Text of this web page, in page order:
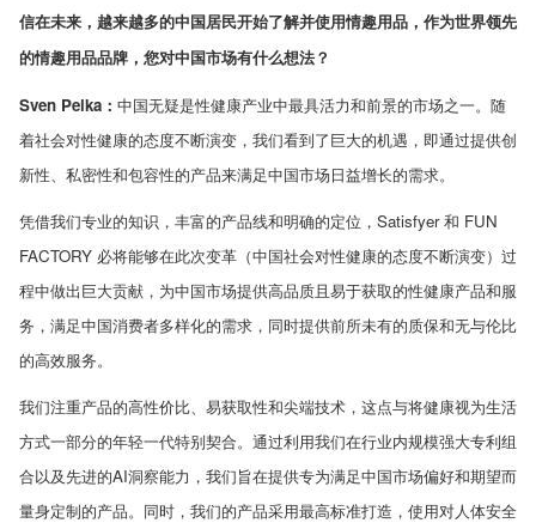
信在未来，越来越多的中国居民开始了解并使用情趣用品，作为世界领先
的情趣用品品牌，您对中国市场有什么想法？
Sven Pelka ： 中国无疑是性健康产业中最具活力和前景的市场之一。随
着社会对性健康的态度不断演变，我们看到了巨大的机遇，即通过提供创
新性、私密性和包容性的产品来满足中国市场日益增长的需求。
凭借我们专业的知识，丰富的产品线和明确的定位， Satisfyer和 FUN
FACTORY 必将能够在此次变革（中国社会对性健康的态度不断演变）过
程中做出巨大贡献，为中国市场提供高品质且易于获取的性健康产品和服
务，满足中国消费者多样化的需求，同时提供前所未有的质保和无与伦比
的高效服务。
我们注重产品的高性价比、易获取性和尖端技术，这点与将健康视为生活
方式一部分的年轻一代特别契合。通过利用我们在行业内规模强大专利组
合以及先进的AI洞察能力，我们旨在提供专为满足中国市场偏好和期望而
量身定制的产品。同时，我们的产品采用最高标准打造，使用对人体安全